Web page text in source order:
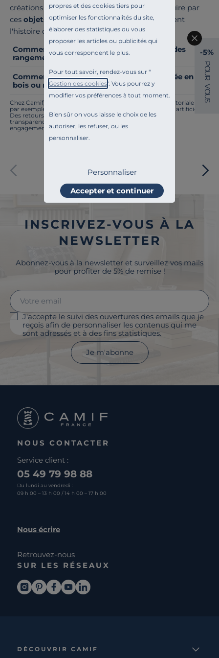
propres et des cookies tiers pour
optimiser les fonctionnalités du site,
élaborer des statistiques ou vous
proposer les articles ou publicités qui
vous correspondent le plus.
Pour tout savoir, rendez-vous sur "
Gestion des cookies". Vous pourrez y
modifier vos préférences à tout moment.
Bien sûr on vous laisse le choix de les
autoriser, les refuser, ou les
personnaliser.
Personnaliser
Accepter et continuer
créations made in Franceet laissez-vous séduire par
ces objets décoratifsfonctionnels qui racontent
l'histoire de nos fabricants locaux.
Comment créer une entrée originale avec des
rangements ?
Comment entretenir vos ensembles d'entrée en
bois ou métal ?
Chez Camif, on innove en permanence. Notre équipe éditoriale a
par exemple généré cette page à l'aide d'une intelligence artificielle.
Des retours ? Nous sommes à l'écoute. Tout comme la
transparence, l'amélioration continue fait partie de nos
engagements.
INSCRIVEZ-VOUS À LA
NEWSLETTER
Abonnez-vous à la newsletter et surveillez vos mails
pour profiter de 5% de remise !
J'accepte le suivi des ouvertures des emails que je
reçois afin de personnaliser les contenus qui me
sont adressés et à des fins statistiques.
Je m'abonne
NOUS CONTACTER
Service client :
05 49 79 98 88
Du lundi au vendredi :
09 h 00 – 13 h 00 / 14 h 00 – 17 h 00
Nous écrire
Retrouvez-nous
SUR LES RÉSEAUX
DÉCOUVRIR CAMIF
-5%
P
O
U
R
V
O
U
S